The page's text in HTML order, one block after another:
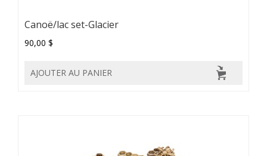
Canoë/lac set-Glacier
90,00 $
AJOUTER AU PANIER